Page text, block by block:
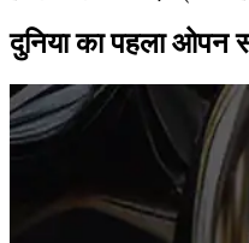
दुनिया का पहला ओपन